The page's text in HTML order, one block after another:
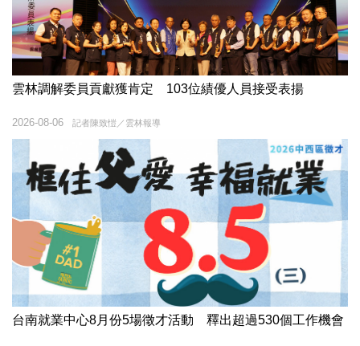
雲林調解委員貢獻獲肯定 103位績優人員接受表揚
記者陳致愷／雲林報導
2026-08-06
台南就業中心8月份5場徵才活動 釋出超過530個工作機會